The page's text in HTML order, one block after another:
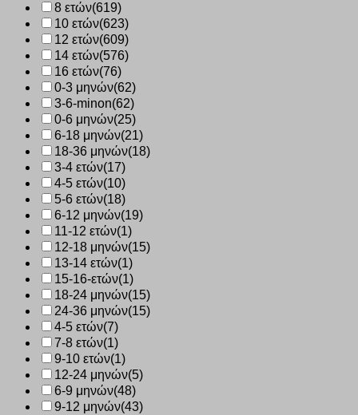
8 ετών(619)
10 ετών(623)
12 ετών(609)
14 ετών(576)
16 ετών(76)
0-3 μηνών(62)
3-6-minon(62)
0-6 μηνών(25)
6-18 μηνών(21)
18-36 μηνών(18)
3-4 ετών(17)
4-5 ετών(10)
5-6 ετών(18)
6-12 μηνών(19)
11-12 ετών(1)
12-18 μηνών(15)
13-14 ετών(1)
15-16-ετών(1)
18-24 μηνών(15)
24-36 μηνών(15)
4-5 ετών(7)
7-8 ετών(1)
9-10 ετών(1)
12-24 μηνών(5)
6-9 μηνών(48)
9-12 μηνών(43)